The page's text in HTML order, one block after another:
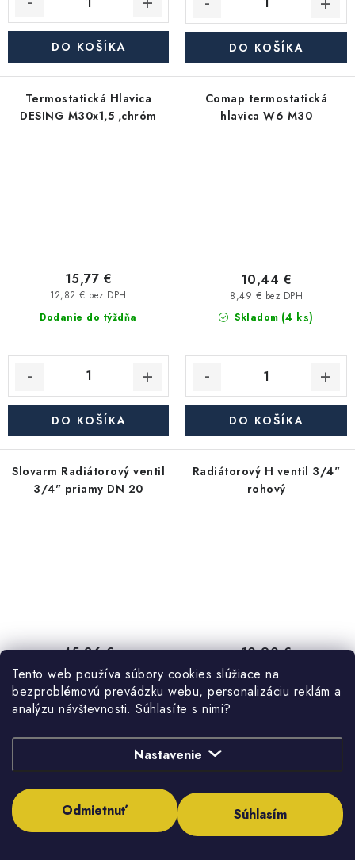
Tento web používa súbory cookies slúžiace na
bezproblémovú prevádzku webu, personalizáciu reklám a
analýzu návštevnosti. Súhlasíte s nimi?
Nastavenie
Odmietnuť Súhlasím
DO KOŠÍKA DO KOŠÍKA
Termostatická Hlavica
DESING M30x1,5 ,chróm
Dodanie do týždňa
12,82 € bez DPH
15,77 €
DO KOŠÍKA
Comap termostatická
hlavica W6 M30
Skladom (4 ks)
8,49 € bez DPH
10,44 €
DO KOŠÍKA
Slovarm Radiátorový ventil
3/4" priamy DN 20
Skladom (7 ks)
36,80 € bez DPH
45,26 €
DO KOŠÍKA
Radiátorový H ventil 3/4"
rohový
Dodanie do 2 týždňov
8,86 € bez DPH
10,90 €
DO KOŠÍKA